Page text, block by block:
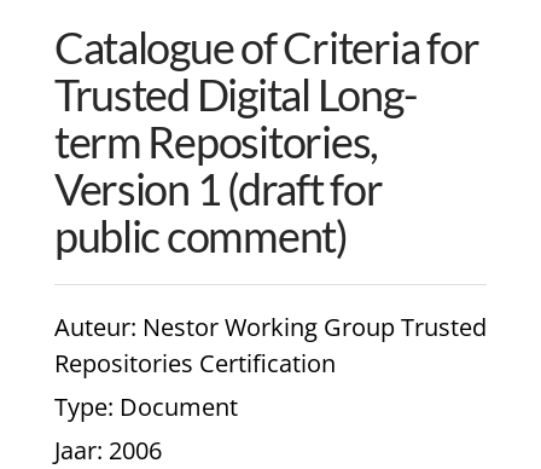
Catalogue of Criteria for
Trusted Digital Long-
term Repositories,
Version 1 (draft for
public comment)
Auteur: Nestor Working Group Trusted
Repositories Certification
Type: Document
Jaar: 2006